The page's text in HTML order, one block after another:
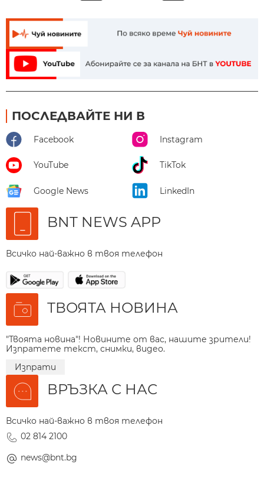
ПОСЛЕДВАЙТЕ НИ В
Facebook Instagram
YouTube TikTok
Google News LinkedIn
BNT NEWS APP
Всичко най-важно в твоя телефон
ТВОЯТА НОВИНА
"Твоята новина"! Новините от вас, нашите зрители!
Изпратете текст, снимки, видео.
Изпрати
ВРЪЗКА С НАС
Всичко най-важно в твоя телефон
02 814 2100
news@bnt.bg